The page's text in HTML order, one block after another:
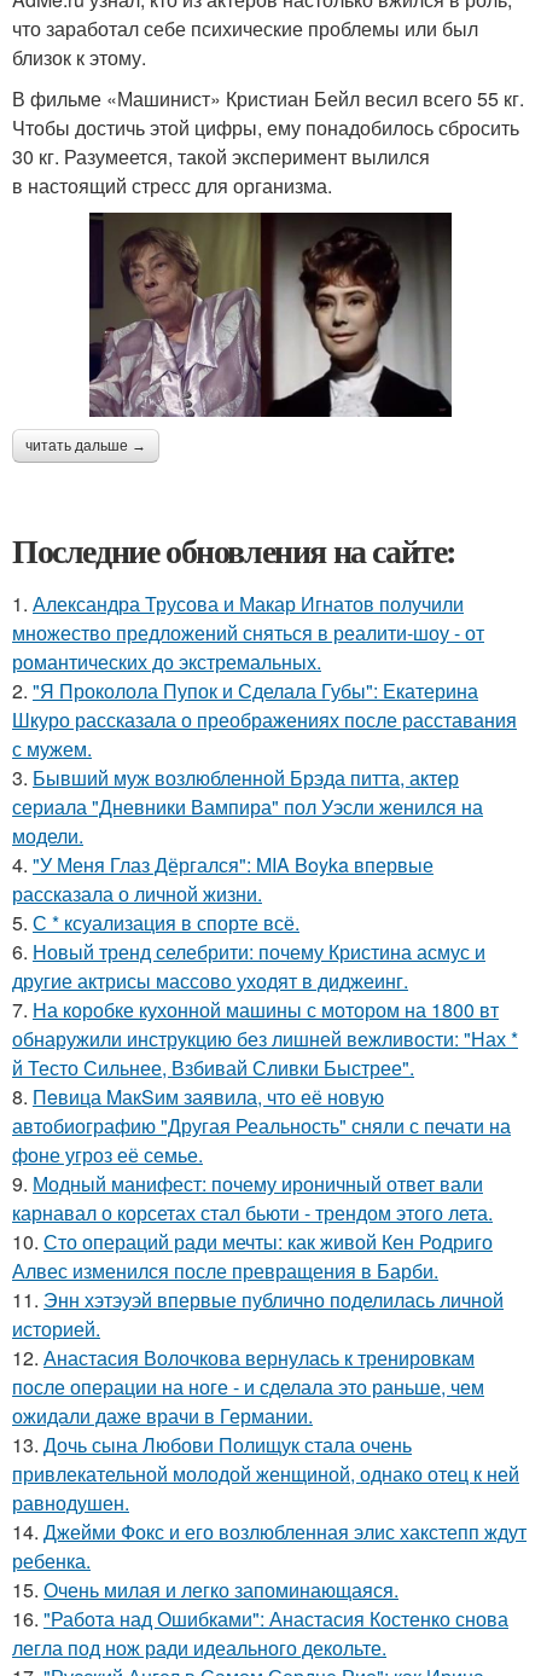
что заработал себе психические проблемы или был
близок к этому.
В фильме «Машинист» Кристиан Бейл весил всего 55 кг.
Чтобы достичь этой цифры, ему понадобилось сбросить
30 кг. Разумеется, такой эксперимент вылился
в настоящий стресс для организма.
читать дальше →
Последние обновления на сайте:
1. Александра Трусова и Макар Игнатов получили
множество предложений сняться в реалити-шоу - от
романтических до экстремальных.
2. "Я Проколола Пупок и Сделала Губы": Екатерина
Шкуро рассказала о преображениях после расставания
с мужем.
3. Бывший муж возлюбленной Брэда питта, актер
сериала "Дневники Вампира" пол Уэсли женился на
модели.
4. "У Меня Глаз Дёргался": MIA Boyka впервые
рассказала о личной жизни.
5. С * ксуализация в спорте всё.
6. Новый тренд селебрити: почему Кристина асмус и
другие актрисы массово уходят в диджеинг.
7. На коробке кухонной машины с мотором на 1800 вт
обнаружили инструкцию без лишней вежливости: "Нах *
й Тесто Сильнее, Взбивай Сливки Быстрее".
8. Пeвица MакSим заявила, что её новую
автобиографию "Другая Реальность" сняли с печати на
фоне угроз её семье.
9. Модный манифест: почему ироничный ответ вали
карнавал о корсетах стал бьюти - трендом этого лета.
10. Сто операций ради мечты: как живой Кен Родриго
Алвес изменился после превращения в Барби.
11. Энн хэтэуэй впервые публично поделилась личной
историей.
12. Анастасия Волочкова вернулась к тренировкам
после операции на ноге - и сделала это раньше, чем
ожидали даже врачи в Германии.
13. Дочь сына Любови Полищук стала очень
привлекательной молодой женщиной, однако отец к ней
равнодушен.
14. Джейми Фокс и его возлюбленная элис хакстепп ждут
ребенка.
15. Очень милая и легко запоминающаяся.
16. "Работа над Ошибками": Анастасия Костенко снова
легла под нож ради идеального декольте.